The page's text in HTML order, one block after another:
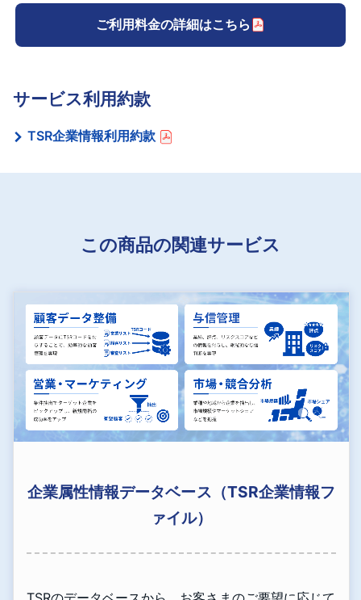
ご利用料金の詳細はこちら
サービス利用約款
TSR企業情報利用約款
この商品の関連サービス
企業属性情報データベース（TSR企業情報フ
ァイル）